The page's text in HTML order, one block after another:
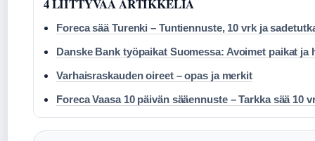
4 LIITTYVAA ARTIKKELIA
Foreca sää Turenki – Tuntiennuste, 10 vrk ja
Danske Bank työpaikat Suomessa: Avoimet paikat ja
Varhaisraskauden oireet – opas ja merkit
Foreca Vaasa 10 päivän sääennuste – Tarkka sää 10